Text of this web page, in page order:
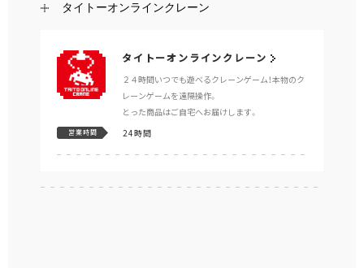
タイトーオンラインクレーン
タイトーオンラインクレーン
２４時間いつでも遊べるクレーンゲーム！本物のク
レーンゲームを遠隔操作。
とった商品はご自宅へお届けします。
営業時間 24時間